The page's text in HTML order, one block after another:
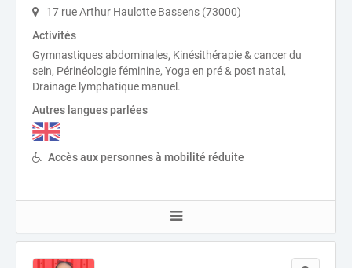
17 rue Arthur Haulotte Bassens (73000)
Activités
Gymnastiques abdominales, Kinésithérapie & cancer du
sein, Périnéologie féminine, Yoga en pré & post natal,
Drainage lymphatique manuel.
Autres langues parlées
Accès aux personnes à mobilité réduite